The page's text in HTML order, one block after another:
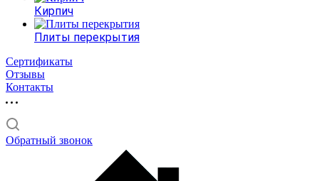
Кирпич
Плиты перекрытия
Сертификаты
Отзывы
Контакты
Обратный звонок